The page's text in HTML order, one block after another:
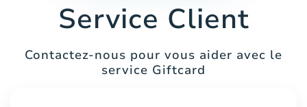
Service Client
Contactez-nous pour vous aider avec le
service Giftcard